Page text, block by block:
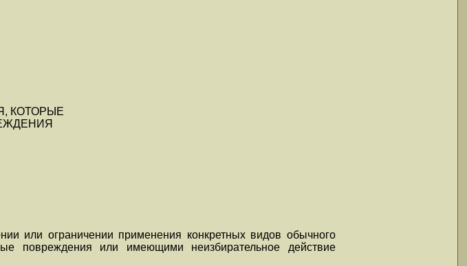
КОТОРЫЕ
или ограничении применения конкретных видов обычного
повреждения или имеющими неизбирательное действие